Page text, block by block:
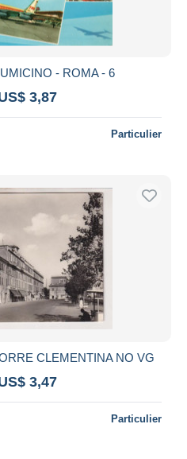
- ROMA - 6
3,87
Particulier
CLEMENTINA NO VG
3,47
Particulier